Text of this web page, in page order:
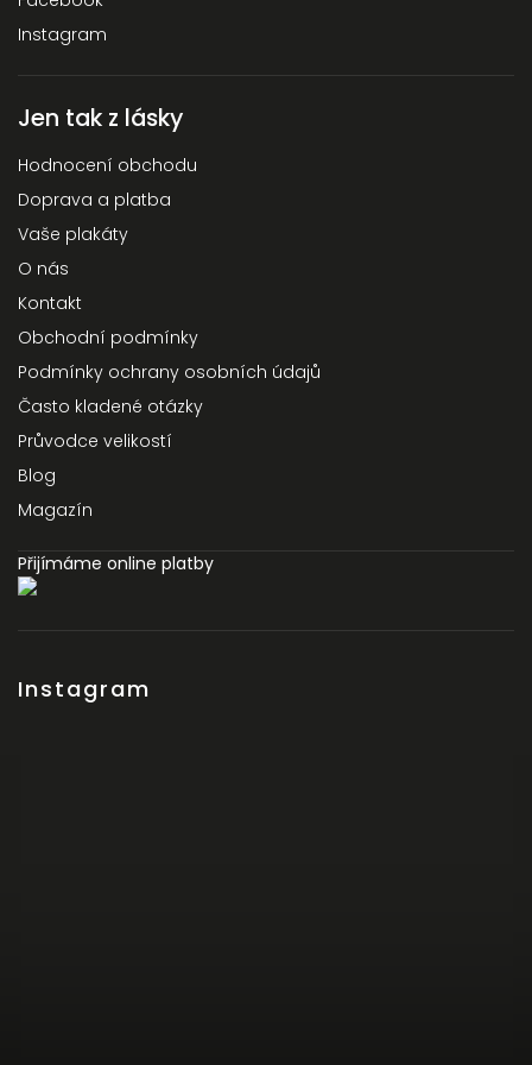
Instagram
Jen tak z lásky
Hodnocení obchodu
Doprava a platba
Vaše plakáty
O nás
Kontakt
Obchodní podmínky
Podmínky ochrany osobních údajů
Často kladené otázky
Průvodce velikostí
Blog
Magazín
Přijímáme online platby
Instagram